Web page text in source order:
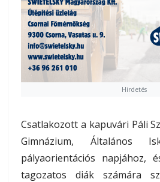
Hirdetés
Csatlakozott a kapuvári Páli
Gimnázium, Általános
pályaorientációs napjához,
tagozatos diák számára